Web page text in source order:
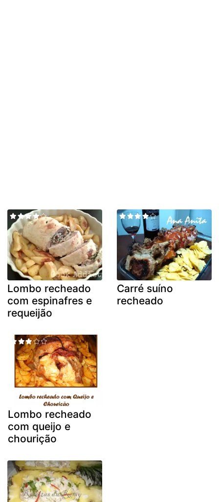
Lombo recheado
com espinafres e
requeijão
Carré suíno
recheado
Lombo recheado
com queijo e
chourição